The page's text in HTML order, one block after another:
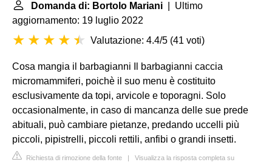
Domanda di: Bortolo Mariani | Ultimo
aggiornamento: 19 luglio 2022
Valutazione: 4.4/5 (41 voti)
Cosa mangia il barbagianni Il barbagianni caccia
micromammiferi, poichè il suo menu è costituito
esclusivamente da topi, arvicole e toporagni. Solo
occasionalmente, in caso di mancanza delle sue prede
abituali, può cambiare pietanze, predando uccelli più
piccoli, pipistrelli, piccoli rettili, anfibi o grandi insetti.
Richiesta di rimozione della fonte | Visualizza la risposta completa su